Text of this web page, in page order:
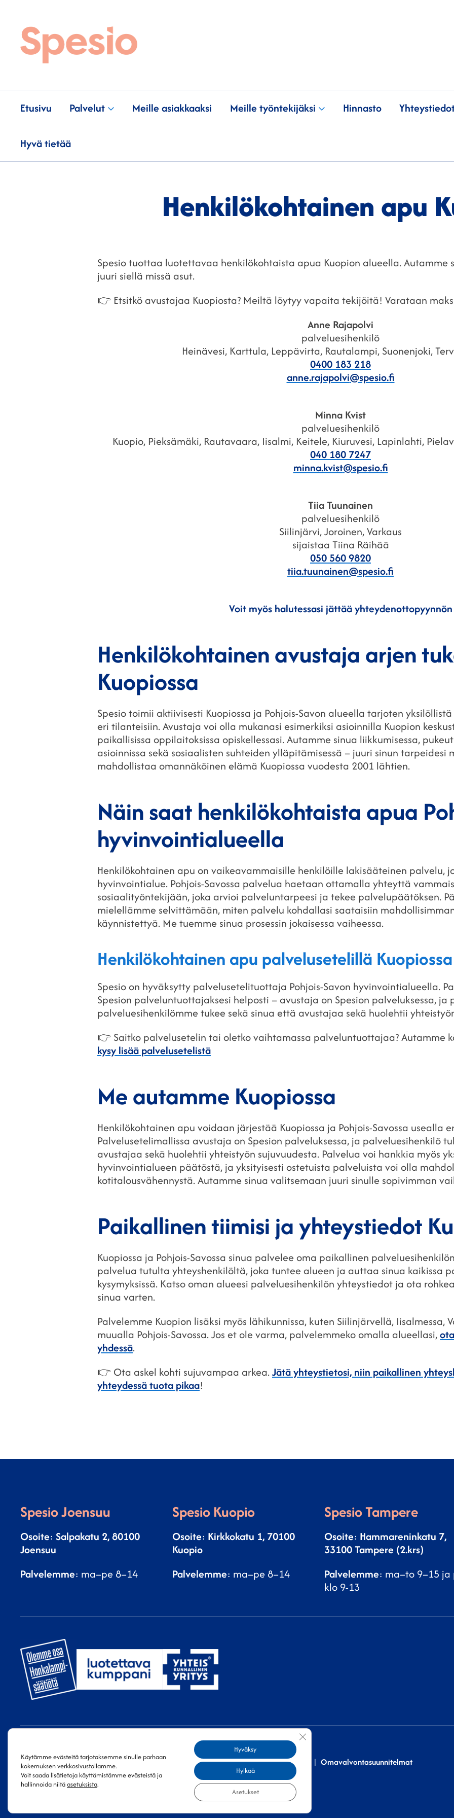
Etusivu Palvelut Meille asiakkaaksi Meille työntekijäksi Hinnasto
Hyvä tietää
Henkilökohtainen apu
Spesio tuottaa luotettavaa henkilökohtaista apua Kuopion alueella.
juuri siellä missä asut.
👉 Etsitkö avustajaa Kuopiosta? Meiltä löytyy vapaita tekijöitä! Varataan
Anne Rajapolvi
palveluesihenkilö
Heinävesi, Karttula, Leppävirta, Rautalampi, Suonenjoki,
0400 183 218
anne.rajapolvi@spesio.fi
Minna Kvist
palveluesihenkilö
Kuopio, Pieksämäki, Rautavaara, Iisalmi, Keitele, Kiuruvesi, Lapinlahti,
040 180 7247
minna.kvist@spesio.fi
TiiaTuunainen
palveluesihenkilö
Siilinjärvi, Joroinen, Varkaus
sijaistaa Tiina Räihää
050 560 9820
tiia.tuunainen@spesio.fi
Voit myös halutessasi jättää yhteydenottopyynnön
Henkilökohtainen avustaja arjen
Kuopiossa
Spesio toimii aktiivisesti Kuopiossa ja Pohjois-Savon alueella tarjoten
eri tilanteisiin. Avustaja voi olla mukanasi esimerkiksi asioinnilla Kuopion
paikallisissa oppilaitoksissa opiskellessasi. Autamme sinua liikkumisessa,
asioinnissa sekä sosiaalisten suhteiden ylläpitämisessä – juuri sinun tarpeidesi
mahdollistaa omannäköinen elämä Kuopiossa vuodesta 2001 lähtien.
Näin saat henkilökohtaista apua
hyvinvointialueella
Henkilökohtainen apu on vaikeavammaisille henkilöille lakisääteinen palvelu,
hyvinvointialue. Pohjois-Savossa palvelua haetaan ottamalla yhteyttä
sosiaalityöntekijään, joka arvioi palveluntarpeesi ja tekee palvelupäätöksen.
mielellämme selvittämään, miten palvelu kohdallasi saataisiin
käynnistettyä. Me tuemme sinua prosessin jokaisessa vaiheessa.
Henkilökohtainen apu palvelusetelillä Kuopiossa
Spesio on hyväksytty palvelusetelituottaja Pohjois-Savon hyvinvointialueella.
Spesion palveluntuottajaksesi helposti – avustaja on Spesion palveluksessa, ja
palveluesihenkilömme tukee sekä sinua että avustajaa sekä huolehtii
👉 Saitko palvelusetelin tai oletko vaihtamassa palveluntuottajaa? Autamme
kysy lisää palvelusetelistä
Me autamme Kuopiossa
Henkilökohtainen apu voidaan järjestää Kuopiossa ja Pohjois-Savossa usealla
Palvelusetelimallissa avustaja on Spesion palveluksessa, ja palveluesihenkilö
avustajaa sekä huolehtii yhteistyön sujuvuudesta. Palvelua voi hankkia myös
hyvinvointialueen päätöstä, ja yksityisesti ostetuista palveluista voi olla
kotitalousvähennystä. Autamme sinua valitsemaan juuri sinulle sopivimman
Paikallinen tiimisi ja yhteystiedot
Kuopiossa ja Pohjois-Savossa sinua palvelee oma paikallinen
palvelua tutulta yhteyshenkilöltä, joka tuntee alueen ja auttaa sinua kaikissa
kysymyksissä. Katso oman alueesi palveluesihenkilön yhteystiedot ja ota
sinua varten.
Palvelemme Kuopion lisäksi myös lähikunnissa, kuten Siilinjärvellä, Iisalmessa,
muualla Pohjois-Savossa. Jos et ole varma, palvelemmeko omalla alueellasi,
yhdessä.
👉 Ota askel kohti sujuvampaa arkea. Jätä yhteystietosi, niin paikallinen
yhteydessä tuota pikaa!
Spesio Joensuu
Osoite: Salpakatu 2, 80100
Joensuu
Palvelemme: ma–pe 8–14
Spesio Kuopio
Osoite: Kirkkokatu 1, 70100
Kuopio
Palvelemme: ma–pe 8–14
Spesio Tampere
Osoite: Hammareninkatu 7,
33100 Tampere (2.krs)
Palvelemme: ma–to 9–15 ja
klo 9-13
Copyright 2026 Honkalampi-säätiö sr. Tietosuojaseloste Saavutettavuusseloste Omavalvontasuunnitelmat
Käytämme evästeitä tarjotaksemme sinulle parhaan
kokemuksen verkkosivustollamme.
Voit saada lisätietoja käyttämistämme evästeistä ja
hallinnoida niitäasetuksista.
Hyväksy
Hylkää
Asetukset
Sulje evästebanneri